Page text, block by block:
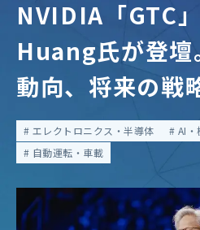
NVIDIA「GTC
Huang氏が登壇
動向、将来の戦
エレクトロニクス・半導体 AI・
自動運転・車載